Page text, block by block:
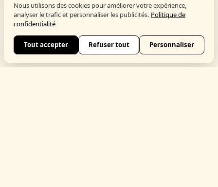
Nous utilisons des cookies pour améliorer votre expérience,
analyser le trafic et personnaliser les publicités. Politique de
confidentialité
Tout accepter Refuser tout Personnaliser